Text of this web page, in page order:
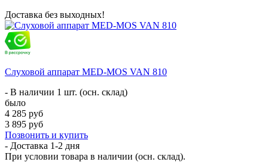
Доставка без выходных!
Слуховой аппарат MED-MOS VAN 810
- В наличии 1 шт. (осн. склад)
было
4 285 руб
3 895 руб
Позвонить и купить
- Доставка 1-2 дня
При условии товара в наличии (осн. склад).